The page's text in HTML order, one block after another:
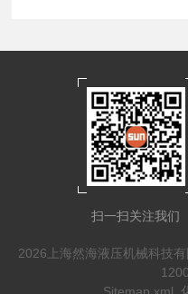
扫一扫关注我们
2026上海然海液压机械科技